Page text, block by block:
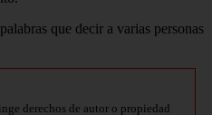
que decir a varias personas
derechos de autor o propiedad